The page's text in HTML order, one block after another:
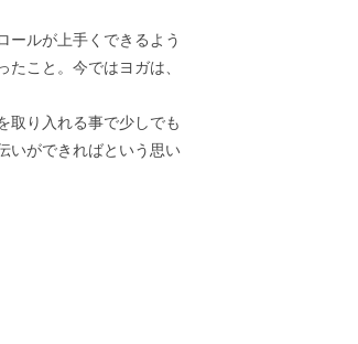
ールが上手くできるよう
こと。今ではヨガは、
取り入れる事で少しでも
いができればという思い